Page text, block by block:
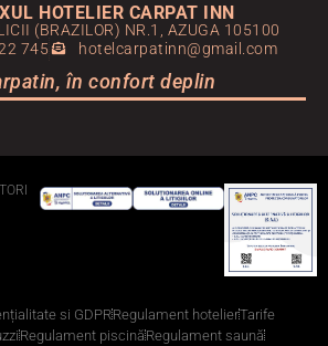
HOTELIER CARPAT INN
(BRAZILOR) NR.1, AZUGA 105100
745
hotelcarpatinn@gmail.com
în confort deplin
si GDPRRegulament hotelierTarife
Regulament piscină Regulament saună